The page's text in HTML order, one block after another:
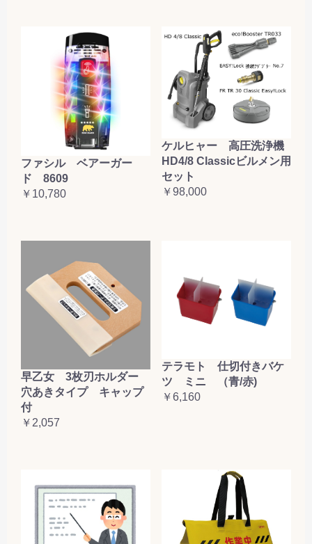
ファシル ベアーガー
ド 8609
￥10,780
ケルヒャー 高圧洗浄機
HD4/8 Classicビルメン用
セット
￥98,000
早乙女 3枚刃ホルダー
穴あきタイプ キャップ
付
￥2,057
テラモト 仕切付きバケ
ツ ミニ （青/赤)
￥6,160